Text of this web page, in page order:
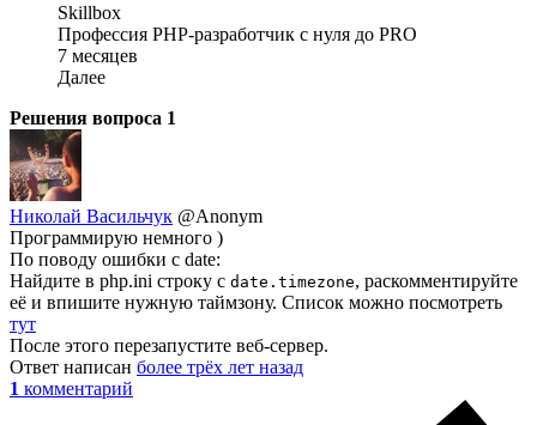
Skillbox
Профессия PHP-разработчик с нуля до PRO
7 месяцев
Далее
Решения вопроса 1
Николай Васильчук @Anonym
Программирую немного )
По поводу ошибки с date:
Найдите в php.ini строку с date.timezone, раскомментируйте
её и впишите нужную таймзону. Список можно посмотреть
тут
После этого перезапустите веб-сервер.
Ответ написан более трёх лет назад
1 комментарий